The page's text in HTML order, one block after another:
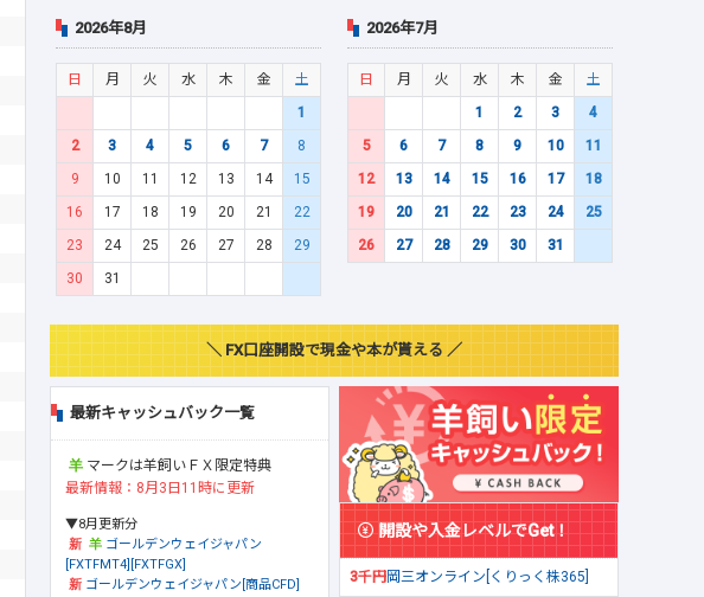
2026年8月
日 月 火 水 木 金
土
1
2
3 4 5 6 7
8
9
10 11 12 13 14
15
16
17 18 19 20 21
22
23
24 25 26 27 28
29
30
31
2026年7月
日 月 火 水 木 金
土
1
2 3
4
5
6 7 8 9 10
11
12
13 14 15 16 17
18
19
20 21 22 23 24
25
26
27 28 29 30 31
＼ FX口座開設で現金や本が貰える ／
最新キャッシュバック一覧
マークは羊飼いＦＸ限定特典
最新情報：8月3日11時に更新
▼8月更新分
ゴールデンウェイジャパン
[FXTFMT4][FXTFGX]
ゴールデンウェイジャパン[商品CFD]
開設や入金レベルでGet！
3千円岡三オンライン[くりっく株365]